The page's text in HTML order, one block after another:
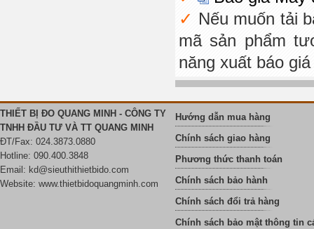
Nếu muốn tải
mã sản phẩm
năng xuất báo
THIẾT BỊ ĐO QUANG MINH - CÔNG TY
TNHH ĐẦU TƯ VÀ TT QUANG MINH
ĐT/Fax: 024.3873.0880
Hotline: 090.400.3848
Email: kd@sieuthithietbido.com
Website: www.thietbidoquangminh.com
Hướng dẫn mua hàng
Chính sách giao hàng
Phương thức thanh toán
Chính sách bảo hành
Chính sách đổi trả hàng
Chính sách bảo mật thông tin